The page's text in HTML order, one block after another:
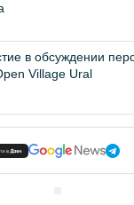
в обсуждении
Village Ural